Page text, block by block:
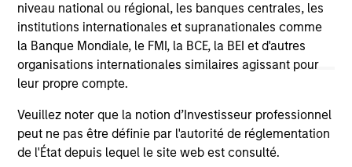
niveau national ou régional, les banques centrales, les
institutions internationales et supranationales comme
la Banque Mondiale, le FMI, la BCE, la BEI et d'autres
organisations internationales similaires agissant pour
leur propre compte.
Veuillez noter que la notion d’Investisseur professionnel
peut ne pas être définie par l'autorité de réglementation
de l'État depuis lequel le site web est consulté.
PRESS RELEASE
Morgan Stanley Investment
Management Provides $875 Million
Debt Financing to Bridgepointe
Technologies
announced today that funds managed by
Morgan Stanley Private Credit have led an
$875 million senior debt financing package for